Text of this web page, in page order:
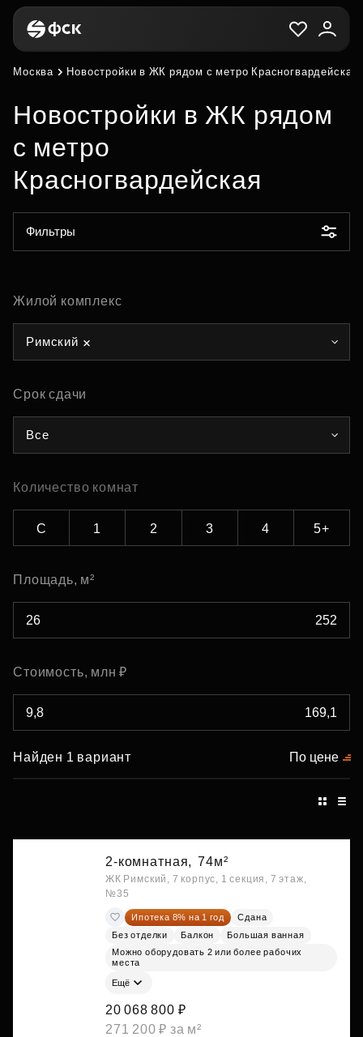
Москва Новостройки в ЖК рядом с метро Красногвардейская
Новостройки в ЖК рядом
с метро
Красногвардейская
Фильтры
Жилой комплекс
Римский
Срок сдачи
Все
Количество комнат
С 1 2 3 4 5+
Площадь, м²
Стоимость, млн ₽
Найден 1 вариант По цене
2-комнатная, 74м²
ЖК Римский, 7 корпус, 1 секция, 7 этаж,
№35
Ипотека 8% на 1 год
Сдана
Без отделки
Балкон
Большая ванная
Можно оборудовать 2 или более рабочих
места
Ещё
20 068 800 ₽
271 200 ₽ за м²